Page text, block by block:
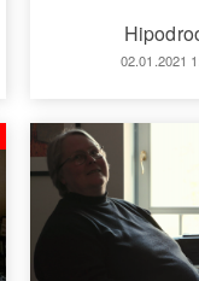
02.01.2021